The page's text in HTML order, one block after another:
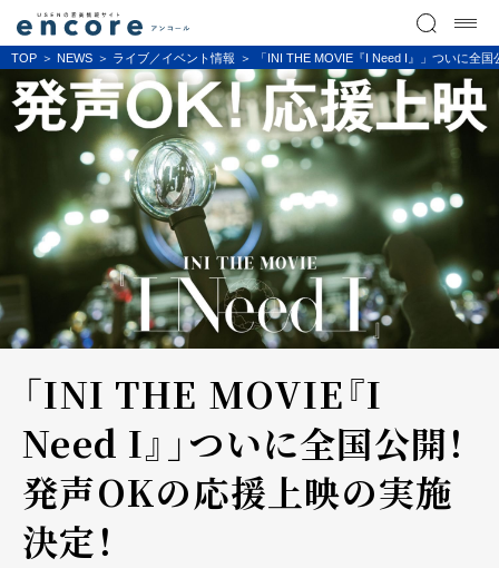
TOP NEWS ライブ／イベント情報 「INI THE MOVIE『I Need I』」ついに全
「INI THE MOVIE『I
Need I』」ついに全国公開！
発声OKの応援上映の実施
決定！